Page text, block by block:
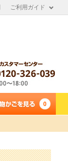
ご利用ガイド
0